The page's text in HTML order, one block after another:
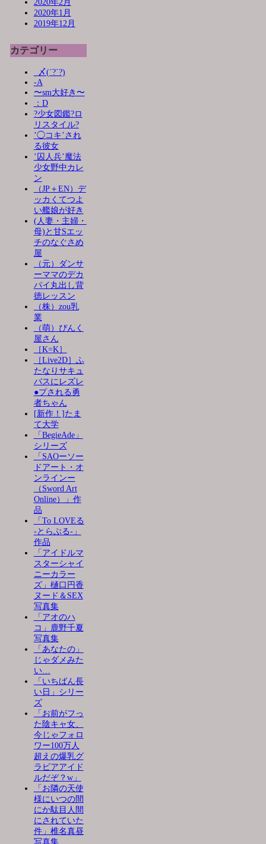
2020年2月
2020年1月
2019年12月
カテゴリー
_〆(´?`?)
-A
〜sm大好き〜
：D
?少女図鑑?ロ
リスタイル?
’◯コキ’され
る彼女
’囚人兵’魔法
少女野中カレ
ン
（JP＋EN）デ
ッカくてつよ
い艦娘が好き
(人妻・主婦・
母)と甘Sエッ
チのなぐさめ
屋
（元）ダンサ
ーママのデカ
パイ丸出し背
徳レッスン
（株）zou乳
業
（萌）ぴんく
屋さん
［K=K］
［Live2D］ふ
たなりサキュ
バスにレズレ
●プされる勇
者ちゃん
[新作！]たま
て大学
「BegieAde」
シリーズ
「SAOーソー
ドアート・オ
ンラインー
（Sword Art
Online）」作
品
「To LOVEる
-とらぶる-」
作品
「アイドルマ
スターシャイ
ニーカラー
ズ」樋口円香
ヌード＆SEX
写真集
「アオのハ
コ」鹿野千夏
写真集
「あなたの」
じゃダメみた
い…
「いちばん長
い日」シリー
ズ
「お前がフっ
た陰キャ女、
今じゃフォロ
ワー100万人
超えの爆乳グ
ラビアアイド
ルだぞ？w」
「お隣の天使
様にいつの間
にか駄目人間
にされていた
件」椎名真昼
写真集